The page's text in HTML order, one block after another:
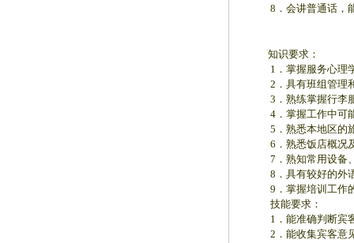
8．会讲普通话，能
知识要求：
1．掌握服务心理学
2．具有班组管理和
3．熟练掌握行李服
4．掌握工作中可能
5．熟悉本地区的旅
6．熟悉饭店概况及
7．熟知常用设备、
8．具有较好的外
9．掌握培训工作
技能要求：
1．能准确判断宾客
2．能收集宾客意见